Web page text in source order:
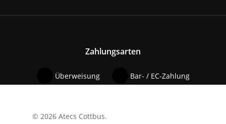
Zahlungsarten
Überweisung Bar- / EC-Zahlung
© 2026 Atecs Cottbus.